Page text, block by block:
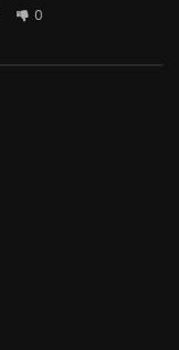
06.08.2026
0
1K 11 0
0